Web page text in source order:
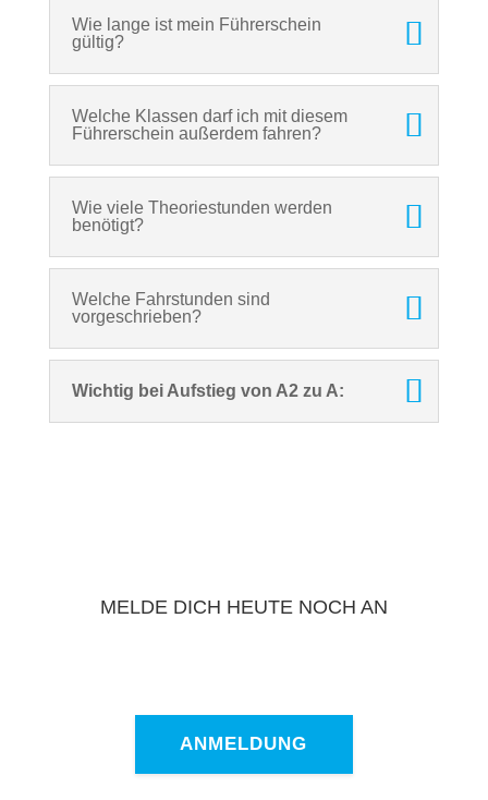
Wie lange ist mein Führerschein
gültig?
Welche Klassen darf ich mit diesem
Führerschein außerdem fahren?
Wie viele Theoriestunden werden
benötigt?
Welche Fahrstunden sind
vorgeschrieben?
Wichtig bei Aufstieg von A2 zu A:
MELDE DICH HEUTE NOCH AN
ANMELDUNG